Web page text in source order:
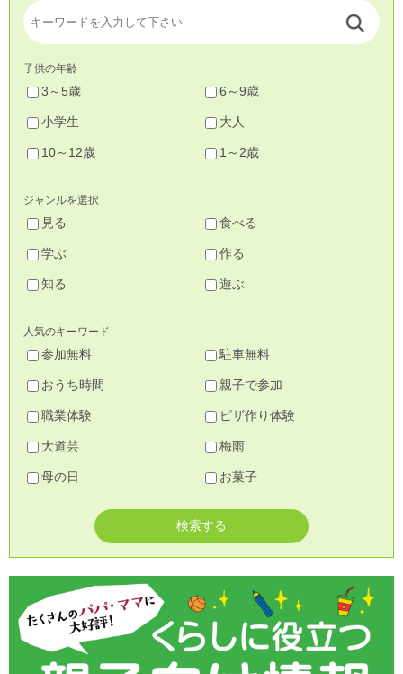
子供の年齢
3～5歳 6～9歳
小学生 大人
10～12歳 1～2歳
ジャンルを選択
見る 食べる
学ぶ 作る
知る 遊ぶ
人気のキーワード
参加無料 駐車無料
おうち時間 親子で参加
職業体験 ピザ作り体験
大道芸 梅雨
母の日 お菓子